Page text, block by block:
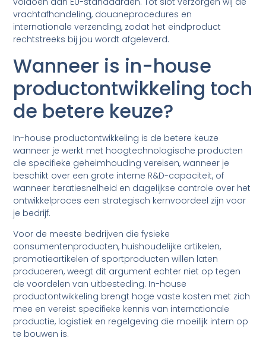
vrachtafhandeling, douaneprocedures en
internationale verzending, zodat het eindproduct
rechtstreeks bij jou wordt afgeleverd.
Wanneer is in-house
productontwikkeling toch
de betere keuze?
In-house productontwikkeling is de betere keuze
wanneer je werkt met hoogtechnologische producten
die specifieke geheimhouding vereisen, wanneer je
beschikt over een grote interne R&D-capaciteit, of
wanneer iteratiesnelheid en dagelijkse controle over het
ontwikkelproces een strategisch kernvoordeel zijn voor
je bedrijf.
Voor de meeste bedrijven die fysieke
consumentenproducten, huishoudelijke artikelen,
promotieartikelen of sportproducten willen laten
produceren, weegt dit argument echter niet op tegen
de voordelen van uitbesteding. In-house
productontwikkeling brengt hoge vaste kosten met zich
mee en vereist specifieke kennis van internationale
productie, logistiek en regelgeving die moeilijk intern op
te bouwen is.